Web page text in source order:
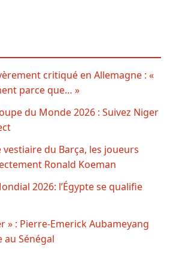
critiqué en Allemagne : «
parce que… »
du Monde 2026 : Suivez Niger
vestiaire du Barça, les joueurs
Ronald Koeman
2026: l’Égypte se qualifie
» : Pierre-Emerick Aubameyang
au Sénégal